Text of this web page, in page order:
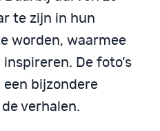
te zijn in hun
worden, waarmee
De foto’s
een bijzondere
verhalen.